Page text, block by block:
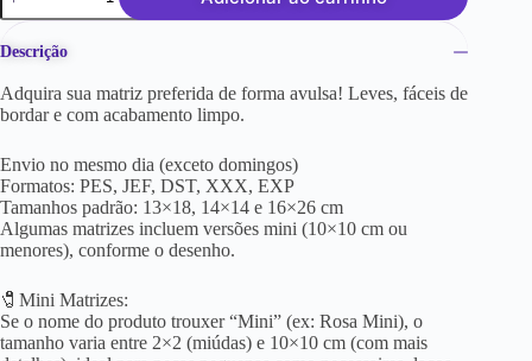
Descrição
Adquira sua matriz preferida de forma avulsa! Leves, fáceis de
bordar e com acabamento limpo.
Envio no mesmo dia (exceto domingos)
Formatos: PES, JEF, DST, XXX, EXP
Tamanhos padrão: 13×18, 14×14 e 16×26 cm
Algumas matrizes incluem versões mini (10×10 cm ou
menores), conforme o desenho.
🧷Mini Matrizes:
Se o nome do produto trouxer “Mini” (ex: Rosa Mini), o
tamanho varia entre 2×2 (miúdas) e 10×10 cm (com mais